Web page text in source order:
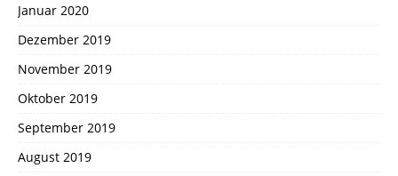
Januar 2020
Dezember 2019
November 2019
Oktober 2019
September 2019
August 2019